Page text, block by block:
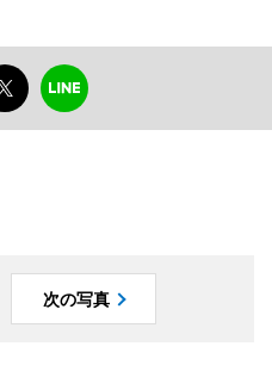
次の写真